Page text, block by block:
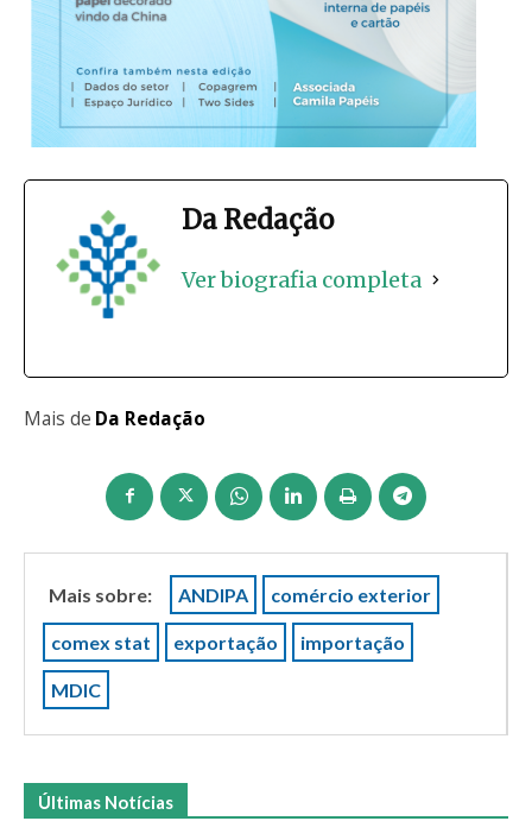
Da Redação
Ver biografia completa
Mais de Da Redação
Mais sobre: ANDIPA comércio exterior
comex stat exportação importação
MDIC
Últimas Notícias